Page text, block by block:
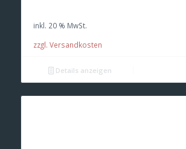
€ 199,95
inkl. 20 % MwSt.
zzgl. Versandkosten
Details anzeigen